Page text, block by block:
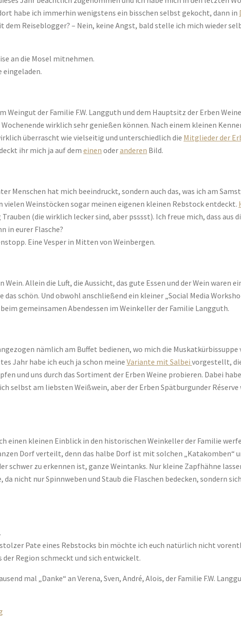
habe ich immerhin wenigstens ein bisschen selbst gekocht, dann in
Reiseblogger? – Nein, keine Angst, bald stelle ich mich wieder
an die Mosel mitnehmen.
eingeladen.
Weingut der Familie F.W. Langguth und dem Hauptsitz der Erben
wirklich sehr genießen können. Nach einem kleinen
überrascht wie vielseitig und unterschiedlich die Mitglieder der
ihr mich ja auf demeinen oderanderen Bild.
Menschen hat mich beeindruckt, sondern auch das, was ich am
vielen Weinstöcken sogar meinen eigenen kleinen Rebstock entdeckt.
(die wirklich lecker sind, aber psssst). Ich freue mich, dass
in eurer Flasche?
Eine Vesper in Mitten von Weinbergen.
Allein die Luft, die Aussicht, das gute Essen und der Wein waren
das schön. Und obwohl anschließend ein kleiner „Social Media
gemeinsamen Abendessen im Weinkeller der Familie Langguth.
nämlich am Buffet bedienen, wo mich die
Jahr habe ich euch ja schon meine Variante mit Salbei vorgestellt,
und uns durch das Sortiment der Erben Weine probieren. Dabei
selbst am liebsten Weißwein, aber der Erben Spätburgunder
einen kleinen Einblick in den historischen Weinkeller der Familie
Dorf verteilt, denn das halbe Dorf ist mit solchen
schwer zu erkennen ist, ganze Weintanks. Nur kleine Zapfhähne
nicht nur Spinnweben und Staub die Flaschen bedecken, sondern
Pate eines Rebstocks bin möchte ich euch natürlich nicht
der Region schmeckt und sich entwickelt.
mal „Danke“ an Verena, Sven, André, Alois, der Familie F.W.